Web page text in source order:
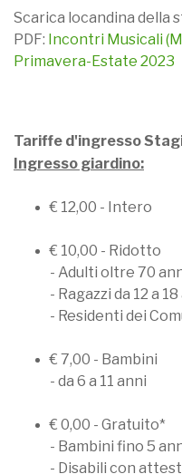
Scarica locandina della
PDF: Incontri Musicali
Primavera-Estate 2023
Tariffe d'ingresso
Ingresso giardino:
€ 12,00 - Intero
€ 10,00 - Ridotto
- Adulti oltre 70
- Ragazzi da 12 a
- Residenti dei
€ 7,00 - Bambini
- da 6 a 11 anni
€ 0,00 - Gratuito*
- Bambini fino 5
- Disabili con